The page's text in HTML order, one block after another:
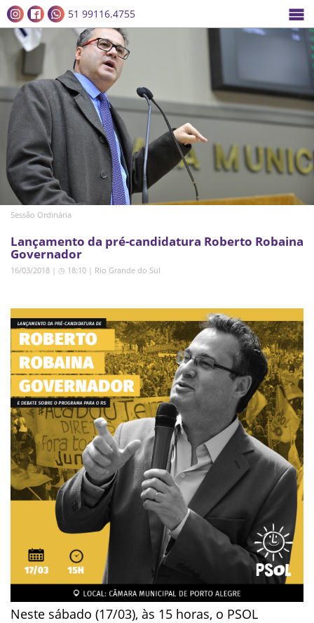
51 99116.4755
Sessão Ordinária
Lançamento da pré-candidatura Roberto Robaina
Governador
16/03/2018 | ◷ 18:10 | Rio Grande do Sul
Neste sábado (17/03), às 15 horas, o PSOL